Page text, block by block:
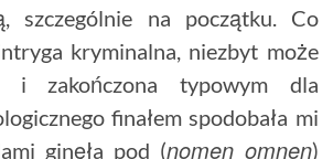
szczególnie na początku. Co
kryminalna, niezbyt może
i zakończona typowym dla
finałem spodobała mi
ginęła pod (nomen omnen)